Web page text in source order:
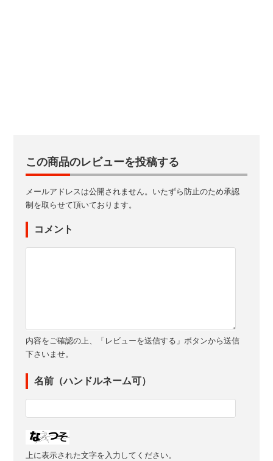
この商品のレビューを投稿する
メールアドレスは公開されません。いたずら防止のため承認
制を取らせて頂いております。
コメント
内容をご確認の上、「レビューを送信する」ボタンから送信
下さいませ。
名前（ハンドルネーム可）
上に表示された文字を入力してください。